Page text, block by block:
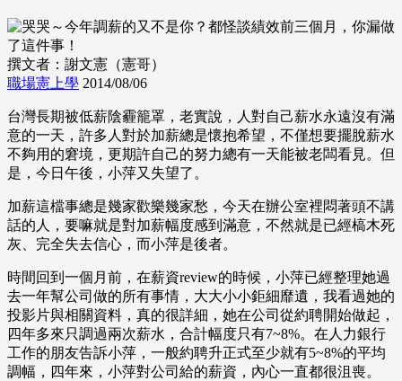
撰文者：謝文憲（憲哥）
職場憲上學 2014/08/06
台灣長期被低薪陰霾籠罩，老實說，人對自己薪水永遠沒有滿
意的一天，許多人對於加薪總是懷抱希望，不僅想要擺脫薪水
不夠用的窘境，更期許自己的努力總有一天能被老闆看見。但
是，今日午後，小萍又失望了。
加薪這檔事總是幾家歡樂幾家愁，今天在辦公室裡悶著頭不講
話的人，要嘛就是對加薪幅度感到滿意，不然就是已經槁木死
灰、完全失去信心，而小萍是後者。
時間回到一個月前，在薪資review的時候，小萍已經整理她過
去一年幫公司做的所有事情，大大小小鉅細靡遺，我看過她的
投影片與相關資料，真的很詳細，她在公司從約聘開始做起，
四年多來只調過兩次薪水，合計幅度只有7~8%。在人力銀行
工作的朋友告訴小萍，一般約聘升正式至少就有5~8%的平均
調幅，四年來，小萍對公司給的薪資，內心一直都很沮喪。